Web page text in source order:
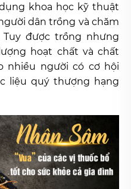
khoa học kỹ thuật
dân trồng và chăm
được trồng nhưng
hoạt chất và chất
nhiều người có cơ hội
liệu quý thượng hạng